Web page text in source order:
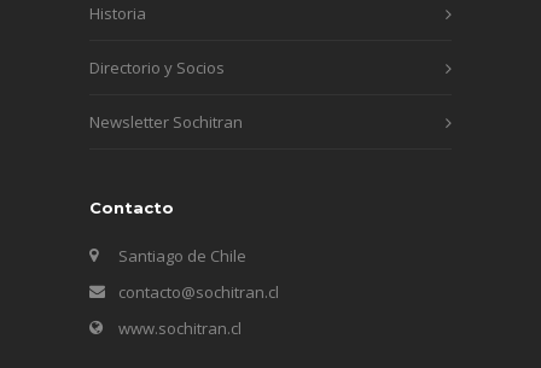
Historia
Directorio y Socios
Newsletter Sochitran
Contacto
Santiago de Chile
contacto@sochitran.cl
www.sochitran.cl